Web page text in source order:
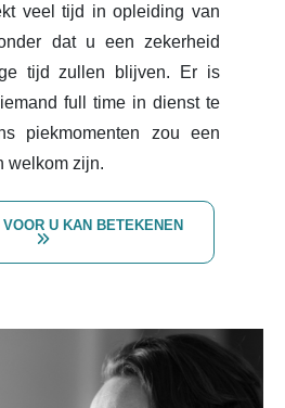
veel tijd in opleiding van
dat u een zekerheid
tijd zullen blijven. Er is
full time in dienst te
piekmomenten zou een
welkom zijn.
U KAN BETEKENEN